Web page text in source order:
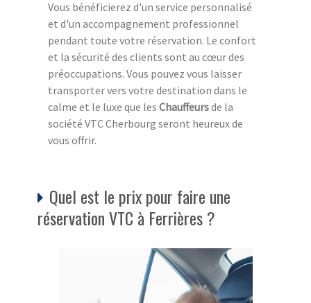
Vous bénéficierez d'un service personnalisé
et d'un accompagnement professionnel
pendant toute votre réservation. Le confort
et la sécurité des clients sont au cœur des
préoccupations. Vous pouvez vous laisser
transporter vers votre destination dans le
calme et le luxe que les Chauffeursde la
société VTC Cherbourg seront heureux de
vous offrir.
Quel est le prix pour faire une
réservation VTC à Ferrières ?